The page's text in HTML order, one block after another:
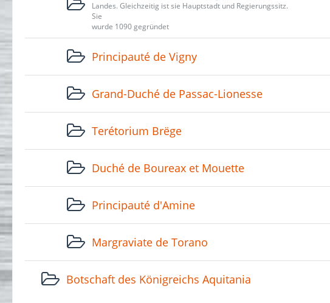
Landes. Gleichzeitig ist sie Hauptstadt und Regierungssitz.
Sie
wurde 1090 gegründet
Principauté de Vigny
Grand-Duché de Passac-Lionesse
Terétorium Brëge
Duché de Boureax et Mouette
Principauté d'Amine
Margraviate de Torano
Botschaft des Königreichs Aquitania